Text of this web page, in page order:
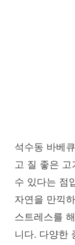
석수동 바베
고 질 좋은 고
수 있다는 점
자연을 만끽
스트레스를
니다. 다양한